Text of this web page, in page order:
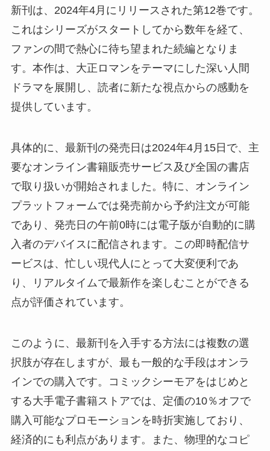
新刊は、2024年4月にリリースされた第12巻です。
これはシリーズがスタートしてから数年を経て、
ファンの間で熱心に待ち望まれた続編となりま
す。本作は、大正ロマンをテーマにした深い人間
ドラマを展開し、読者に新たな視点からの感動を
提供しています。
具体的に、最新刊の発売日は2024年4月15日で、主
要なオンライン書籍販売サービス及び全国の書店
で取り扱いが開始されました。特に、オンライン
プラットフォームでは発売前から予約注文が可能
であり、発売日の午前0時には電子版が自動的に購
入者のデバイスに配信されます。この即時配信サ
ービスは、忙しい現代人にとって大変便利であ
り、リアルタイムで最新作を楽しむことができる
点が評価されています。
このように、最新刊を入手する方法には複数の選
択肢が存在しますが、最も一般的な手段はオンラ
インでの購入です。コミックシーモアをはじめと
する大手電子書籍ストアでは、定価の10％オフで
購入可能なプロモーションを時折実施しており、
経済的にも利点があります。また、物理的なコピ